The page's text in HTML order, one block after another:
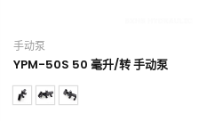
手动泵
YPM-50S 50 毫升/转 手动泵